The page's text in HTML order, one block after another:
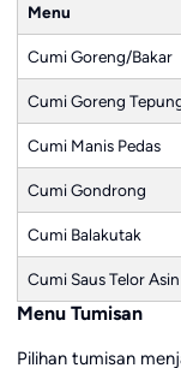
Menu
Cumi Goreng/Bakar
Cumi Goreng
Cumi Manis Pedas
Cumi Gondrong
Cumi Balakutak
Cumi Saus Telor Asin
Menu Tumisan
Pilihan tumisan